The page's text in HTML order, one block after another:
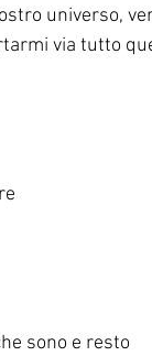
universo,
via tutto
sono e resto